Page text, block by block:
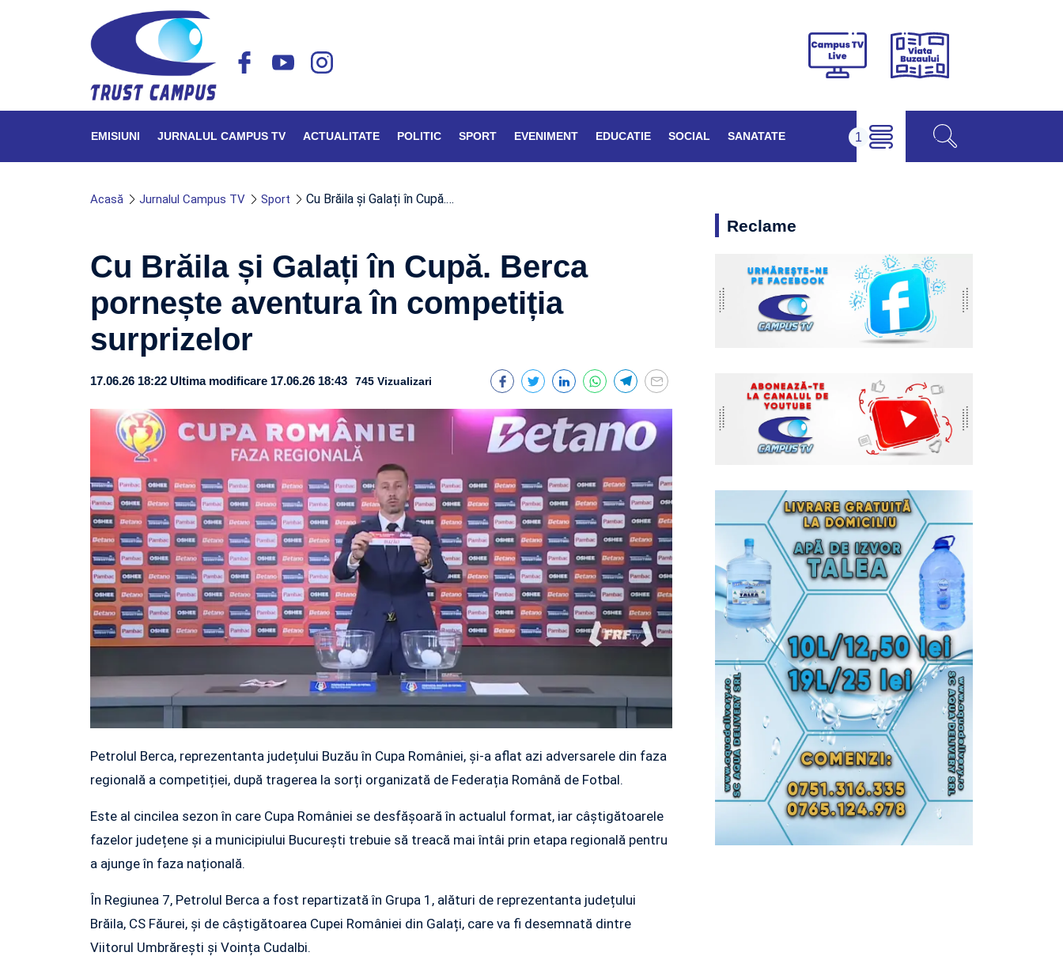
Campus
Viața
EMISIUNI JURNALUL CAMPUS TV ACTUALITATE POLITIC SPORT EVENIMENT EDUCATIE SOCIAL SANATATE
Acasă Jurnalul Campus TV Sport Cu Brăila și Galați în Cupă.…
Cu Brăila și Galați în Cupă. Berca
pornește aventura în competiția
surprizelor
17.06.26 18:22 Ultima modificare 17.06.26 18:43 745 Vizualizari
Petrolul Berca, reprezentanta județului Buzău în Cupa României, și-a aflat azi adversarele din faza
regională a competiției, după tragerea la sorți organizată de Federația Română de Fotbal.
Este al cincilea sezon în care Cupa României se desfășoară în actualul format, iar câștigătoarele
fazelor județene și a municipiului București trebuie să treacă mai întâi prin etapa regională pentru
a ajunge în faza națională.
În Regiunea 7, Petrolul Berca a fost repartizată în Grupa 1, alături de reprezentanta județului
Brăila, CS Făurei, și de câștigătoarea Cupei României din Galați, care va fi desemnată dintre
Viitorul Umbrărești și Voința Cudalbi.
Reclame